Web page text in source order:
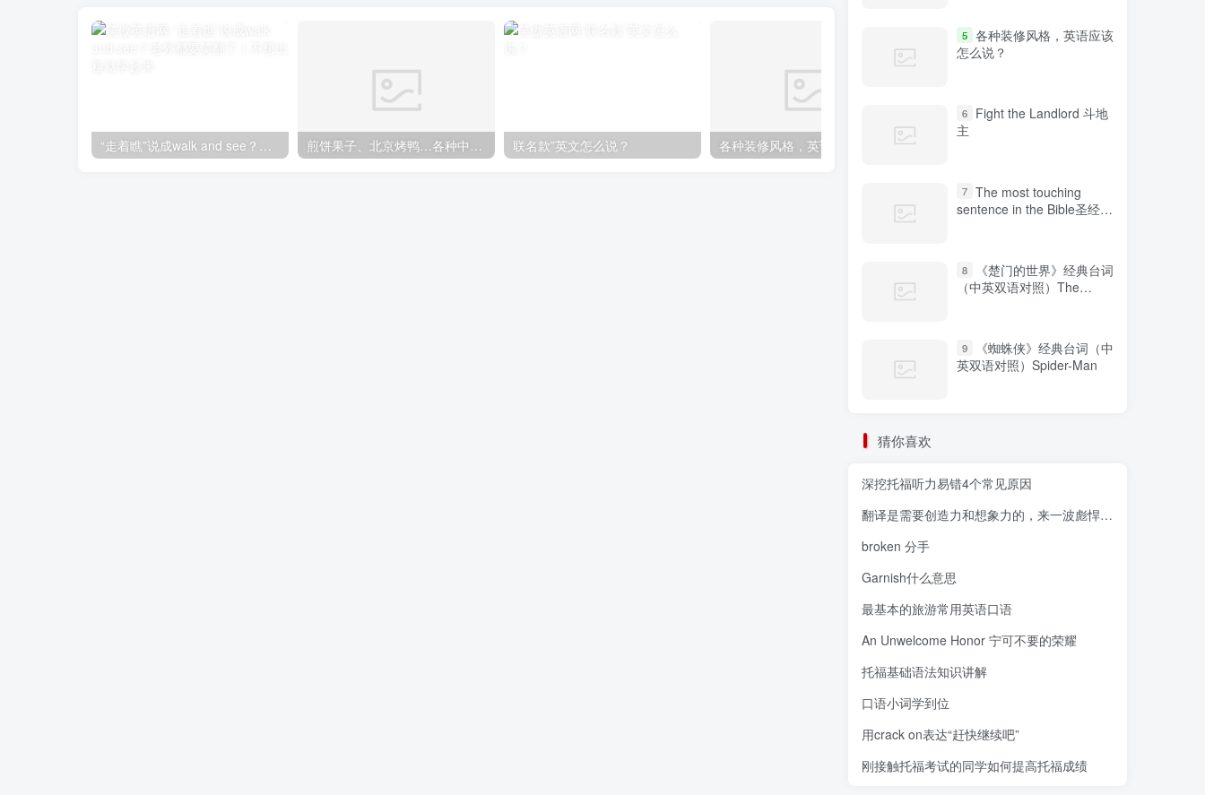
煎饼果子、北京烤鸭…各种中国特色美食英语怎么说 联名款”英文怎么说？
5 各种装修风格，英语应该
怎么说？
6
Fight the Landlord 斗地
主
7 The most touching
sentence in the Bible圣经中
8
《楚门的世界》经典台词
（中英双语对照）The
9
《蜘蛛侠》经典台词（中
英双语对照）Spider-Man
猜你喜欢
深挖托福听力易错4个常见原因
翻译是需要创造力和想象力的，来一波彪悍的英
broken 分手
Garnish什么意思
最基本的旅游常用英语口语
An Unwelcome Honor 宁可不要的荣耀
托福基础语法知识讲解
口语小词学到位
用crack on表达“赶快继续吧”
刚接触托福考试的同学如何提高托福成绩